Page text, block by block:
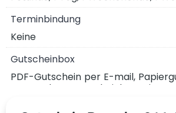
Terminbindung
Keine
Gutscheinbox
PDF-Gutschein per E-mail,
Post, Deluxe-Gutscheinbox mit